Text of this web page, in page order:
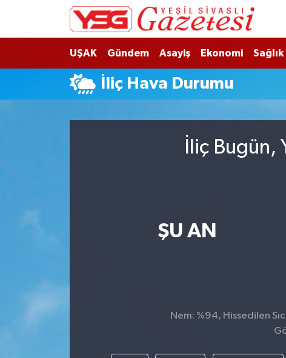
UŞAK Gündem Asayiş Ekonomi Sağlık
İliç Hava Durumu
İliç Bugün,
ŞU AN
Nem: %94, Hissedilen
Hava Durumu